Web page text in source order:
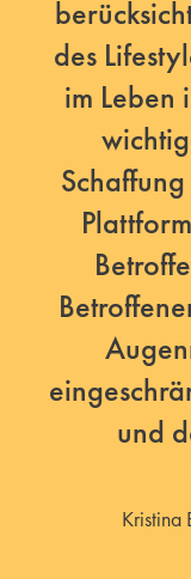
des
im Leben
und
Kristina